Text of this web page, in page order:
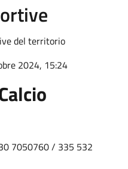
del territorio
2024, 15:24
7050760 / 335 532